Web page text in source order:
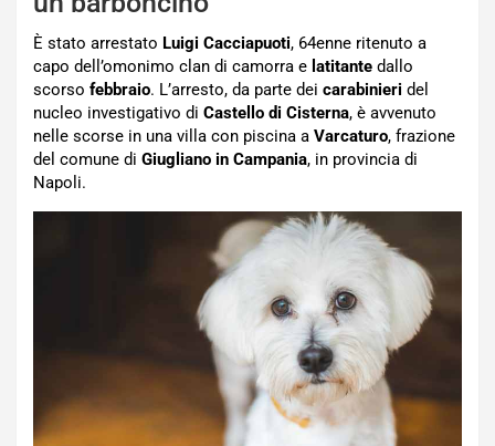
È stato arrestato Luigi Cacciapuoti, 64enne ritenuto a
capo dell’omonimo clan di camorra e latitante dallo
scorso febbraio. L’arresto, da parte dei carabinieri del
nucleo investigativo di Castello di Cisterna, è avvenuto
nelle scorse in una villa con piscina a Varcaturo, frazione
del comune di Giugliano in Campania, in provincia di
Napoli.